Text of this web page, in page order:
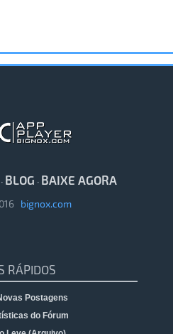
· BLOG · BAIXE AGORA
bignox.com
RÁPIDOS
Postagens
do Fórum